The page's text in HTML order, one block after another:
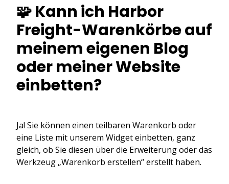
🧩 Kann ich Harbor
Freight-Warenkörbe auf
meinem eigenen Blog
oder meiner Website
einbetten?
Ja! Sie können einen teilbaren Warenkorb oder
eine Liste mit unserem Widget einbetten, ganz
gleich, ob Sie diesen über die Erweiterung oder das
Werkzeug „Warenkorb erstellen“ erstellt haben.